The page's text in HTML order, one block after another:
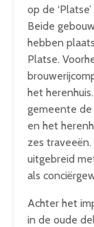
op de
Beide
hebben
Platse.
het
gemeente
en het
zes
uitgebreid
als
Achter het
in de oude